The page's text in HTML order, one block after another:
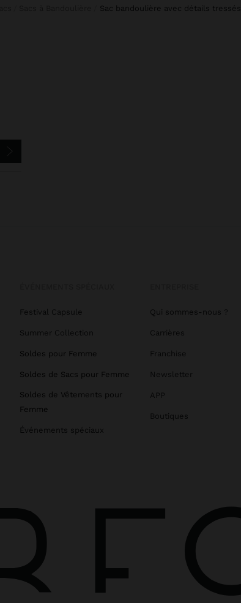
sac bandoulière avec détails tressés
Festival Capsule
Summer Collection
Soldes pour Femme
Soldes de Sacs pour Femme
Soldes de Vêtements pour
Femme
Événements spéciaux
Qui sommes-nous ?
Carrières
Franchise
Newsletter
APP
Boutiques